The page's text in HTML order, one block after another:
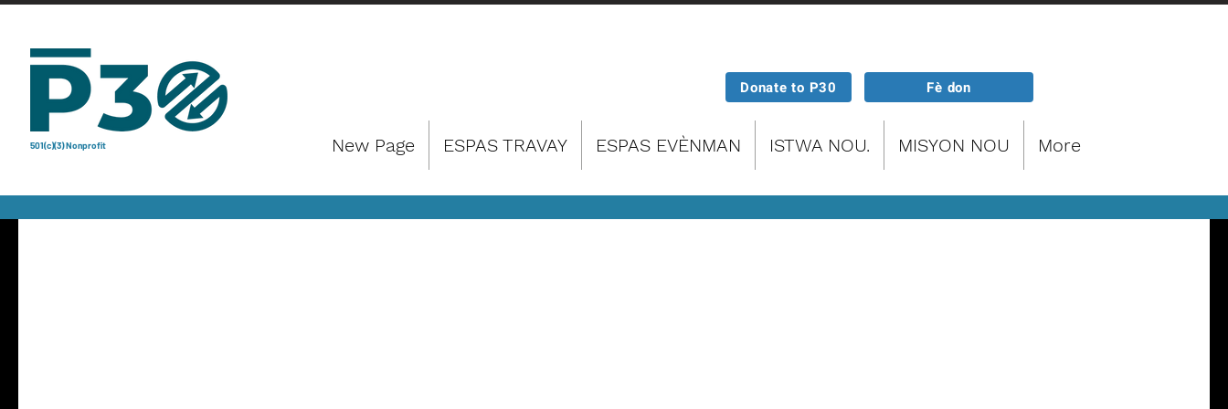
501(c)(3) Nonprofit
Donate to P30 Fè don
New Page ESPAS TRAVAY ESPAS EVÈNMAN ISTWA NOU. MISYON NOU More